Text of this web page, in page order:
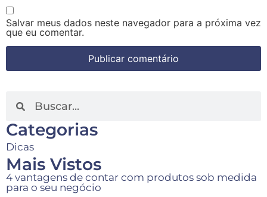
Salvar meus dados neste navegador para a próxima vez
que eu comentar.
Categorias
Dicas
Mais Vistos
4 vantagens de contar com produtos sob medida
para o seu negócio